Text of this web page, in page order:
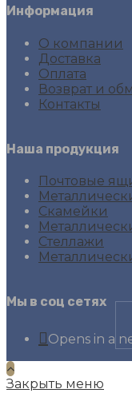
Информация
О компании
Доставка
Оплата
Возврат и
Контакты
Наша продукция
Почтовые
Скамейки
Стеллажи
Мы в соц сетях
Opens in a
Закрыть меню